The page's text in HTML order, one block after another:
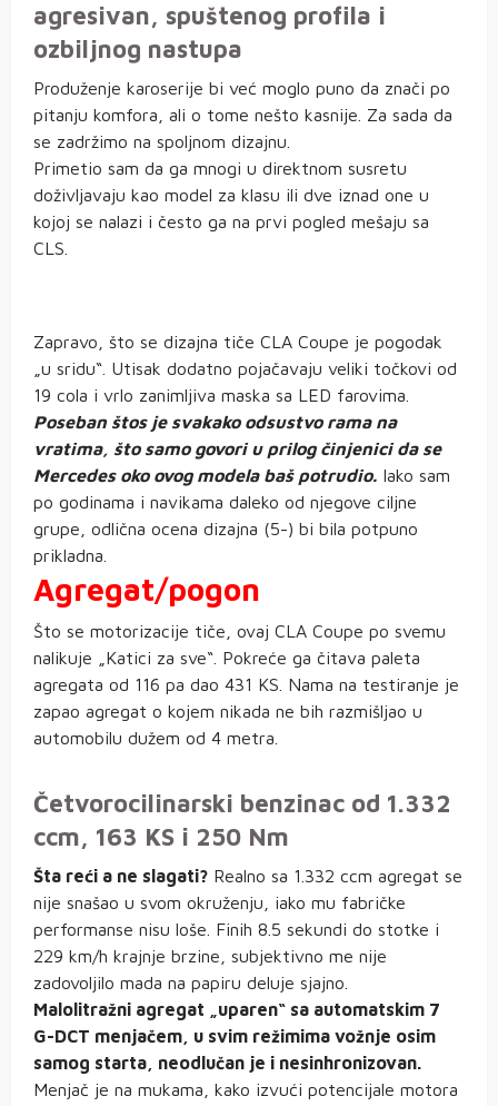
agresivan, spuštenog profila i
ozbiljnog nastupa
Produženje karoserije bi već moglo puno da znači po
pitanju komfora, ali o tome nešto kasnije. Za sada da
se zadržimo na spoljnom dizajnu.
Primetio sam da ga mnogi u direktnom susretu
doživljavaju kao model za klasu ili dve iznad one u
kojoj se nalazi i često ga na prvi pogled mešaju sa
CLS.
Zapravo, što se dizajna tiče CLA Coupe je pogodak
„u sridu“. Utisak dodatno pojačavaju veliki točkovi od
19 cola i vrlo zanimljiva maska sa LED farovima.
Poseban štos je svakako odsustvo rama na
vratima, što samo govori u prilog činjenici da se
Mercedes oko ovog modela baš potrudio. Iako sam
po godinama i navikama daleko od njegove ciljne
grupe, odlična ocena dizajna (5-) bi bila potpuno
prikladna.
Agregat/pogon
Što se motorizacije tiče, ovaj CLA Coupe po svemu
nalikuje „Katici za sve“. Pokreće ga čitava paleta
agregata od 116 pa dao 431 KS. Nama na testiranje je
zapao agregat o kojem nikada ne bih razmišljao u
automobilu dužem od 4 metra.
Četvorocilinarski benzinac od 1.332
ccm, 163 KS i 250 Nm
Šta reći a ne slagati? Realno sa 1.332 ccm agregat se
nije snašao u svom okruženju, iako mu fabričke
performanse nisu loše. Finih 8.5 sekundi do stotke i
229 km/h krajnje brzine, subjektivno me nije
zadovoljilo mada na papiru deluje sjajno.
Malolitražni agregat „uparen“ sa automatskim 7
G-DCT menjačem, u svim režimima vožnje osim
samog starta, neodlučan je i nesinhronizovan.
Menjač je na mukama, kako izvući potencijale motora